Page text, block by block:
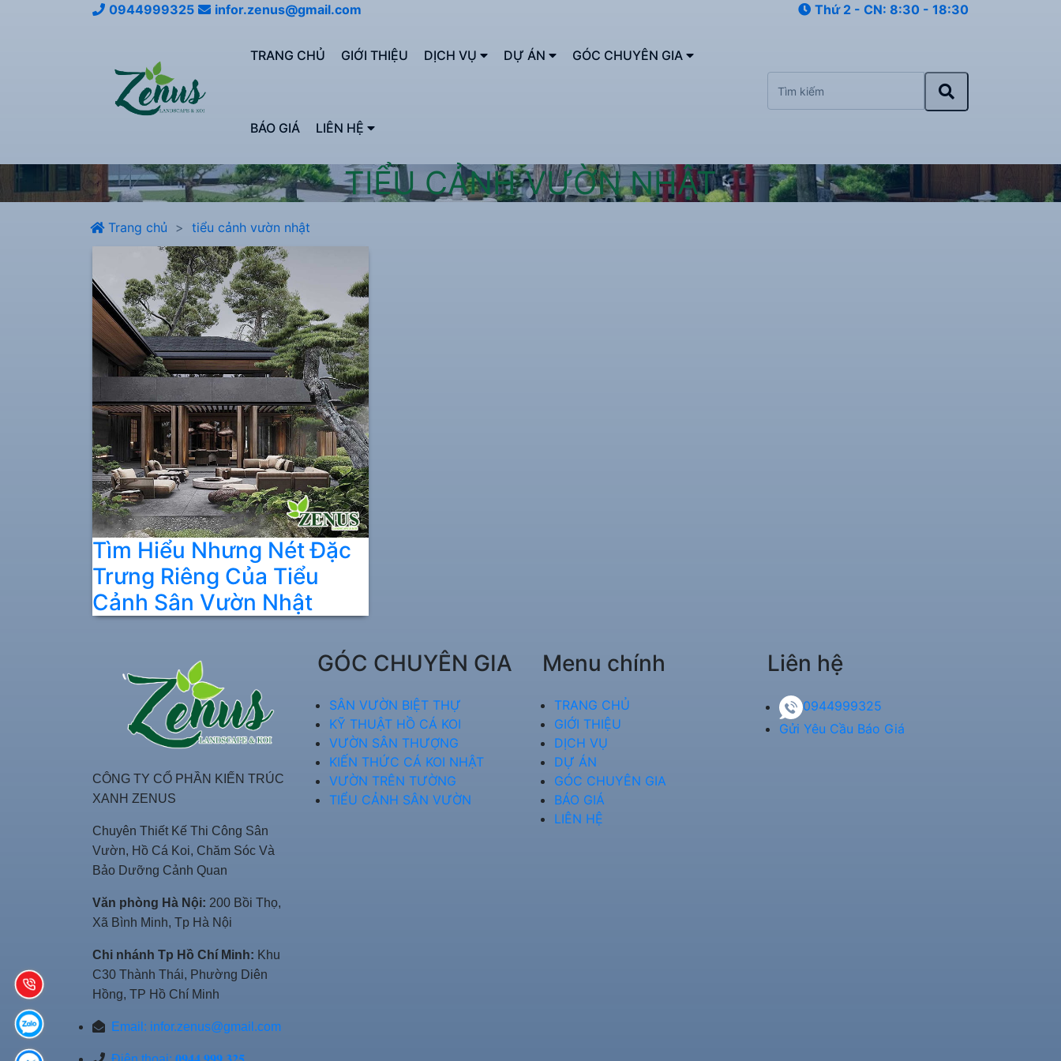
0944999325 infor.zenus@gmail.com Thứ 2 - CN: 8:30 - 18:30
TRANG CHỦ GIỚI THIỆU DỊCH VỤ DỰ ÁN GÓC CHUYÊN GIA
BÁO GIÁ LIÊN HỆ
TIỂU CẢNH VƯỜN NHẬT
Trang chủ tiểu cảnh vườn nhật
Tìm Hiểu Nhưng Nét Đặc
Trưng Riêng Của Tiểu
Cảnh Sân Vườn Nhật
CÔNG TY CỔ PHẦN KIẾN TRÚC
XANH ZENUS
Chuyên Thiết Kế Thi Công Sân
Vườn, Hồ Cá Koi, Chăm Sóc Và
Bảo Dưỡng Cảnh Quan
Văn phòng Hà Nội: 200 Bồi Thọ,
Xã Bình Minh, Tp Hà Nội
Chi nhánh Tp Hồ Chí Minh: Khu
C30 Thành Thái, Phường Diên
Hồng, TP Hồ Chí Minh
Email: infor.zenus@gmail.com
GÓC CHUYÊN GIA
SÂN VƯỜN BIỆT THỰ
KỸ THUẬT HỒ CÁ KOI
VƯỜN SÂN THƯỢNG
KIẾN THỨC CÁ KOI NHẬT
VƯỜN TRÊN TƯỜNG
TIỂU CẢNH SÂN VƯỜN
Menu chính
TRANG CHỦ
GIỚI THIỆU
DỊCH VỤ
DỰ ÁN
GÓC CHUYÊN GIA
BÁO GIÁ
LIÊN HỆ
Liên hệ
0944999325
Gửi Yêu Cầu Báo Giá